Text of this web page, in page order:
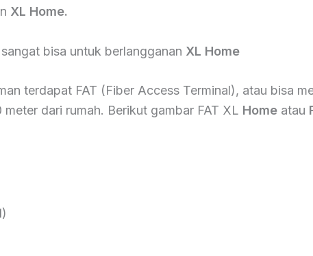
XL Home.
bisa untuk berlangganan XL Home
terdapat FAT (Fiber Access Terminal), atau bisa
dari rumah. Berikut gambar FAT XL Home atau